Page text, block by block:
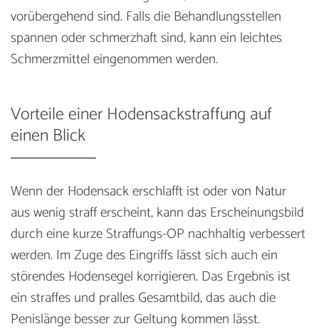
vorübergehend sind. Falls die Behandlungsstellen
spannen oder schmerzhaft sind, kann ein leichtes
Schmerzmittel eingenommen werden.
Vorteile einer Hodensackstraffung auf
einen Blick
Wenn der Hodensack erschlafft ist oder von Natur
aus wenig straff erscheint, kann das Erscheinungsbild
durch eine kurze Straffungs-OP nachhaltig verbessert
werden. Im Zuge des Eingriffs lässt sich auch ein
störendes Hodensegel korrigieren. Das Ergebnis ist
ein straffes und pralles Gesamtbild, das auch die
Penislänge besser zur Geltung kommen lässt.